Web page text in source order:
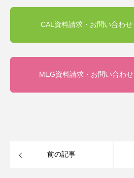
CAL資料請求・お問い合わせ
MEG資料請求・お問い合わせ
前の記事